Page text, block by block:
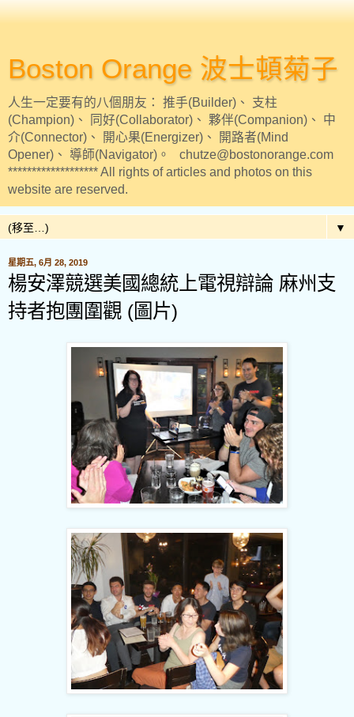
Boston Orange 波士頓菊子
人生一定要有的八個朋友： 推手(Builder)、 支柱
(Champion)、 同好(Collaborator)、 夥伴(Companion)、 中
介(Connector)、 開心果(Energizer)、 開路者(Mind
Opener)、 導師(Navigator)。 chutze@bostonorange.com
******************* All rights of articles and photos on this
website are reserved.
▼
星期五, 6月 28, 2019
楊安澤競選美國總統上電視辯論 麻州支
持者抱團圍觀 (圖片)